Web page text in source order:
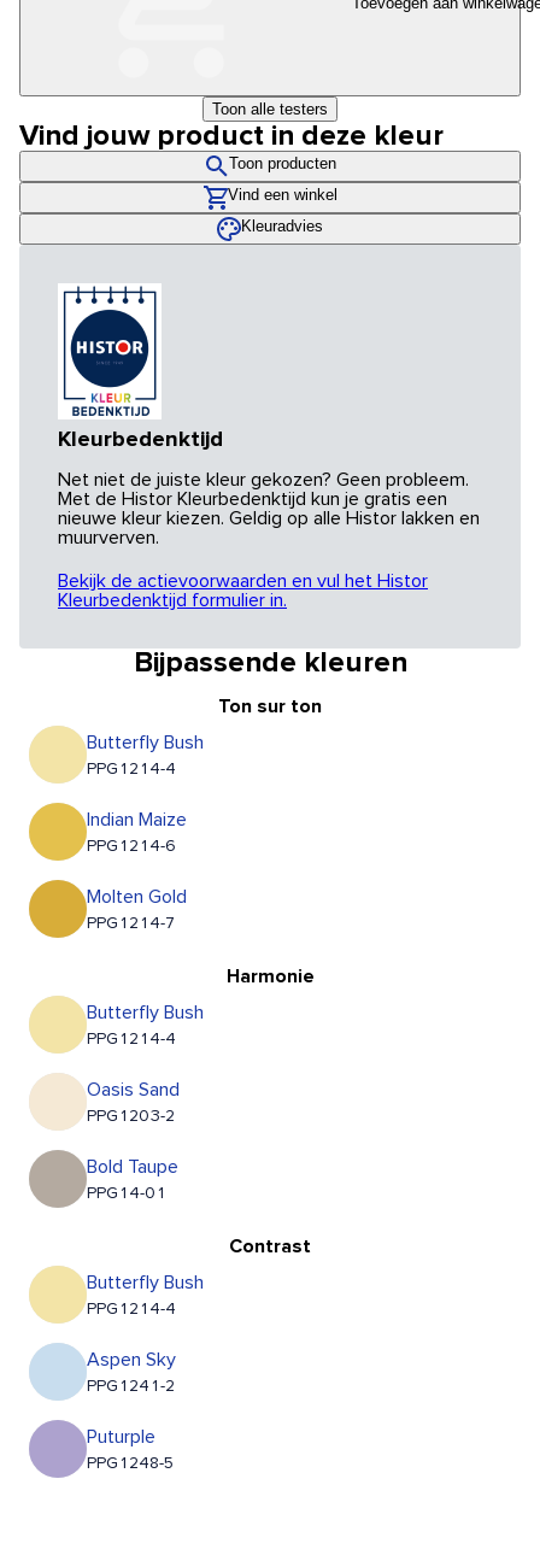
Toon alle testers
Vind jouw product in deze kleur
Toon producten
Vind een winkel
Kleuradvies
Kleurbedenktijd
Net niet de juiste kleur gekozen? Geen probleem.
Met de Histor Kleurbedenktijd kun je gratis een
nieuwe kleur kiezen. Geldig op alle Histor lakken en
muurverven.
Bekijk de actievoorwaarden en vul het Histor
Kleurbedenktijd formulier in.
Bijpassende kleuren
Ton sur ton
Butterfly Bush
PPG1214-4
Indian Maize
PPG1214-6
Molten Gold
PPG1214-7
Harmonie
Butterfly Bush
PPG1214-4
Oasis Sand
PPG1203-2
Bold Taupe
PPG14-01
Contrast
Butterfly Bush
PPG1214-4
Aspen Sky
PPG1241-2
Puturple
PPG1248-5